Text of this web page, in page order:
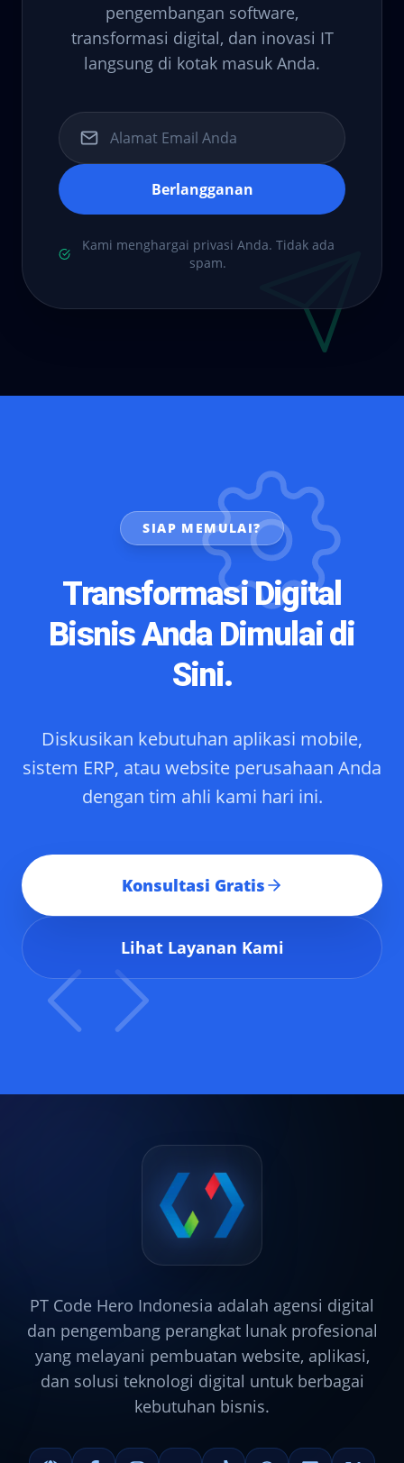
pengembangan software,
transformasi digital, dan inovasi IT
langsung di kotak masuk Anda.
Berlangganan
Kami menghargai privasi Anda. Tidak ada
spam.
SIAP MEMULAI?
Transformasi Digital
Bisnis Anda Dimulai di
Sini.
Diskusikan kebutuhan aplikasi mobile,
sistem ERP, atau website perusahaan Anda
dengan tim ahli kami hari ini.
Konsultasi Gratis
Lihat Layanan Kami
PT Code Hero Indonesia adalah agensi digital
dan pengembang perangkat lunak profesional
yang melayani pembuatan website, aplikasi,
dan solusi teknologi digital untuk berbagai
kebutuhan bisnis.